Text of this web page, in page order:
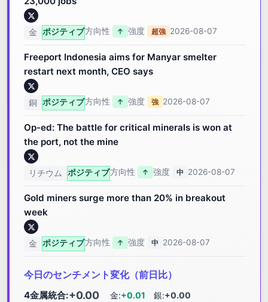
金 ポジティブ方向性 ↑ 強度 超強 2026-08-07
Freeport Indonesia aims for Manyar smelter
restart next month, CEO says
銅 ポジティブ方向性 ↑ 強度 強 2026-08-07
Op-ed: The battle for critical minerals is won at
the port, not the mine
リチウム ポジティブ方向性 ↑ 強度 中 2026-08-07
Gold miners surge more than 20% in breakout
week
金 ポジティブ方向性 ↑ 強度 中 2026-08-07
今日のセンチメント変化（前日比）
4金属統合:+0.00 金:+0.01 銀:+0.00